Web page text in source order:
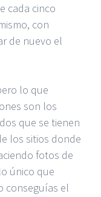
cada cinco
con
de nuevo el
lo que
son los
que se tienen
los sitios donde
fotos de
único que
conseguías el